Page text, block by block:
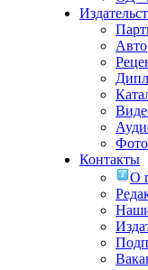
Контакты
О